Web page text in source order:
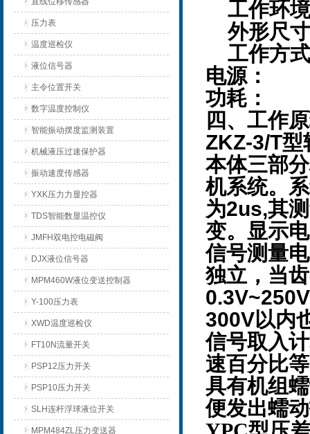
压力表
温度巡检仪
液位信号器
主令位置开关
数字温度控制仪
智能振动摆度监测装置
机械液压过速保护器
振动速度传感器
YXK压力力显控器
TDS智能数显温控仪
JMFH双电控电磁阀
DJX液位信号器
MPM460W液位变送控制器
Y-100压力表
XWD温度巡检仪
FT10N流量开关
PSP12压力开关
PSP10压力开关
SLH连杆浮球液位开关
MPM484ZL压力变送器
工作环
外形尺
工作方
电源：
功耗：
四、工作
ZKZ-3/T型
本体三部
机系统。
为2us,其
变。显示
信号测量
独立，当
0.3V~250V
300V以内
信号取入
速百分比
具有机组
便发出蠕